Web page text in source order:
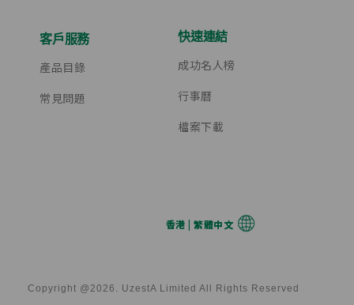
客戶服務
產品目錄
常見問題
快速連結
成功名人榜
行事曆
檔案下載
香港 | 繁體中文
Copyright @2026. UzestA Limited All Rights Reserved